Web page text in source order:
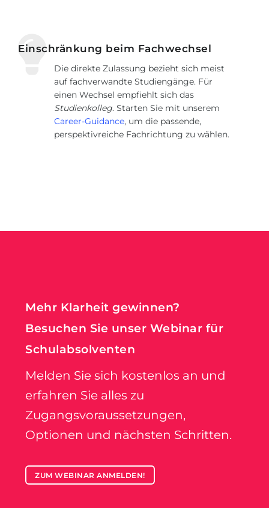
Einschränkung beim Fachwechsel
Die direkte Zulassung bezieht sich meist
auf fachverwandte Studiengänge. Für
einen Wechsel empfiehlt sich das
Studienkolleg. Starten Sie mit unserem
Career-Guidance, um die passende,
perspektivreiche Fachrichtung zu wählen.
Mehr Klarheit gewinnen?
Besuchen Sie unser Webinar für
Schulabsolventen
Melden Sie sich kostenlos an und
erfahren Sie alles zu
Zugangsvoraussetzungen,
Optionen und nächsten Schritten.
ZUM WEBINAR ANMELDEN!